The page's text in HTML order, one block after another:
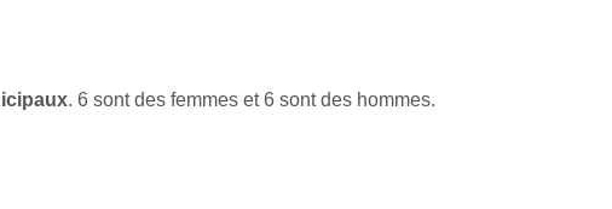
. 6 sont des femmes et 6 sont des hommes.